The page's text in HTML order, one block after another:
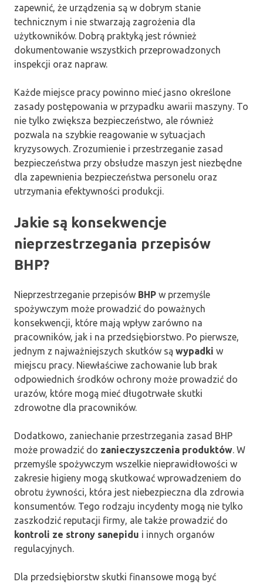
zapewnić, że urządzenia są w dobrym stanie
technicznym i nie stwarzają zagrożenia dla
użytkowników. Dobrą praktyką jest również
dokumentowanie wszystkich przeprowadzonych
inspekcji oraz napraw.
Każde miejsce pracy powinno mieć jasno określone
zasady postępowania w przypadku awarii maszyny. To
nie tylko zwiększa bezpieczeństwo, ale również
pozwala na szybkie reagowanie w sytuacjach
kryzysowych. Zrozumienie i przestrzeganie zasad
bezpieczeństwa przy obsłudze maszyn jest niezbędne
dla zapewnienia bezpieczeństwa personelu oraz
utrzymania efektywności produkcji.
Jakie są konsekwencje
nieprzestrzegania przepisów
BHP?
Nieprzestrzeganie przepisów BHP w przemyśle
spożywczym może prowadzić do poważnych
konsekwencji, które mają wpływ zarówno na
pracowników, jak i na przedsiębiorstwo. Po pierwsze,
jednym z najważniejszych skutków są wypadki w
miejscu pracy. Niewłaściwe zachowanie lub brak
odpowiednich środków ochrony może prowadzić do
urazów, które mogą mieć długotrwałe skutki
zdrowotne dla pracowników.
Dodatkowo, zaniechanie przestrzegania zasad BHP
może prowadzić do zanieczyszczenia produktów. W
przemyśle spożywczym wszelkie nieprawidłowości w
zakresie higieny mogą skutkować wprowadzeniem do
obrotu żywności, która jest niebezpieczna dla zdrowia
konsumentów. Tego rodzaju incydenty mogą nie tylko
zaszkodzić reputacji firmy, ale także prowadzić do
kontroli ze strony sanepidu i innych organów
regulacyjnych.
Dla przedsiębiorstw skutki finansowe mogą być